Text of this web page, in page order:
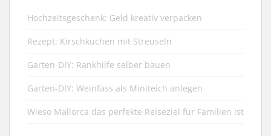
Hochzeitsgeschenk: Geld kreativ verpacken
Rezept: Kirschkuchen mit Streuseln
Garten-DIY: Rankhilfe selber bauen
Garten-DIY: Weinfass als Miniteich anlegen
Wieso Mallorca das perfekte Reiseziel für Familien ist